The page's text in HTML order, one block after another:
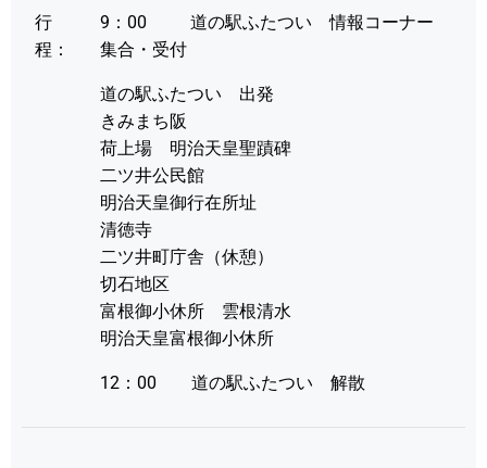
行
程：
9：00 道の駅ふたつい 情報コーナー
集合・受付
道の駅ふたつい 出発
きみまち阪
荷上場 明治天皇聖蹟碑
二ツ井公民館
明治天皇御行在所址
清徳寺
二ツ井町庁舎（休憩）
切石地区
富根御小休所 雲根清水
明治天皇富根御小休所
12：00 道の駅ふたつい 解散